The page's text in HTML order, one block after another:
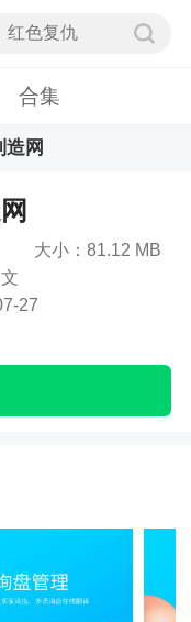
合集
造网
大小：81.12 MB
27